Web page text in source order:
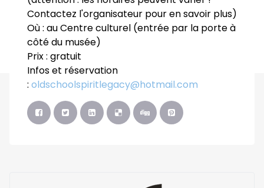
Contactez l'organisateur pour en savoir plus)
Où : au Centre culturel (entrée par la porte à
côté du musée)
Prix : gratuit
Infos et réservation
: oldschoolspiritlegacy@hotmail.com